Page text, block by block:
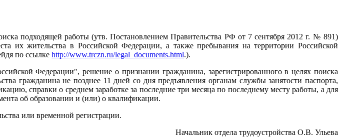
подходящей работы (утв. Постановлением Правительства РФ от 7 сентября 2012 г. № 891)
их жительства в Российской Федерации, а также пребывания на территории Российской
по ссылке http://www.trczn.ru/legal_documents.html.).
Федерации", решение о признании гражданина, зарегистрированного в целях поиска
гражданина не позднее 11 дней со дня предъявления органам службы занятости паспорта,
справки о среднем заработке за последние три месяца по последнему месту работы, а для
об образовании и (или) о квалификации.
или временной регистрации.
Начальник отдела трудоустройства О.В. Ульева